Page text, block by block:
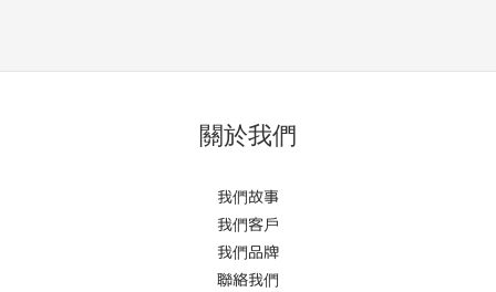
關於我們
我們故事
我們客戶
我們品牌
聯絡我們